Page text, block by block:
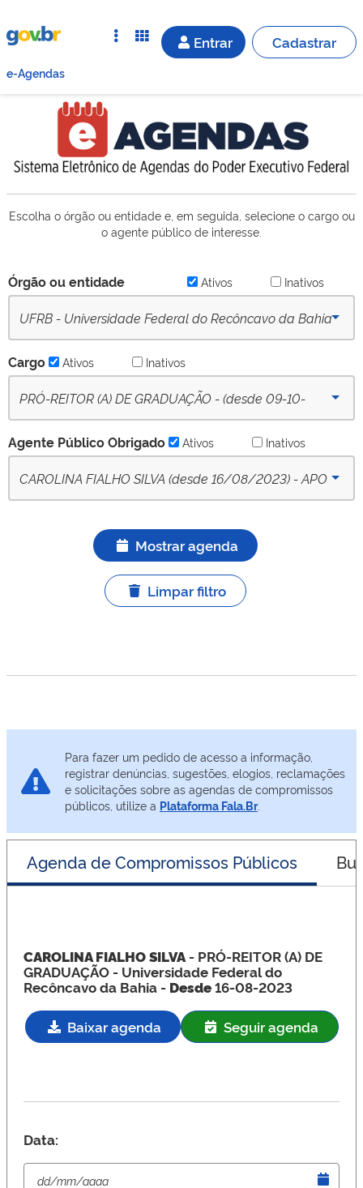
Entrar Cadastrar
e-Agendas
Escolha o órgão ou entidade e, em seguida, selecione o cargo ou
o agente público de interesse.
Órgão ou entidade Ativos Inativos
UFRB - Universidade Federal do Recôncavo da Bahia
Cargo Ativos Inativos
PRÓ-REITOR (A) DE GRADUAÇÃO - (desde 09-10-
Agente Público Obrigado Ativos Inativos
CAROLINA FIALHO SILVA (desde 16/08/2023) - APO
Mostrar agenda
Limpar filtro
Para fazer um pedido de acesso a informação,
registrar denúncias, sugestões, elogios, reclamações
e solicitações sobre as agendas de compromissos
públicos, utilize a Plataforma Fala.Br.
Agenda de Compromissos Públicos
CAROLINA FIALHO SILVA - PRÓ-REITOR (A) DE
GRADUAÇÃO - Universidade Federal do
Recôncavo da Bahia - Desde16-08-2023
Baixar agenda Seguir agenda
Data: